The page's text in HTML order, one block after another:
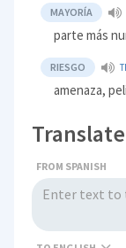
MAYORÍA
parte más
RIESGO
amenaza,
Translate
FROM SPANISH